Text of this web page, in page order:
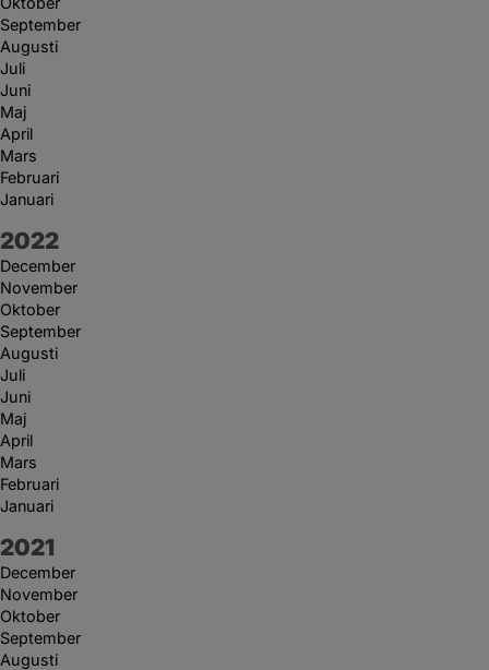
September
Augusti
Juli
Juni
Maj
April
Mars
Februari
Januari
År:
2022
December
November
Oktober
September
Augusti
Juli
Juni
Maj
April
Mars
Februari
Januari
År:
2021
December
November
Oktober
September
Augusti